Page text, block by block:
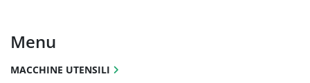
Menu
MACCHINE UTENSILI